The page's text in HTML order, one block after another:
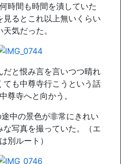
時間も時間を潰していた
見るとこれ以上無いくらい
天気だった。
だと恨み言を言いつつ晴れ
ても中尊寺行こうという話
尊寺へと向かう。
中の景色が非常にきれい
な写真を撮っていた。（エ
別ルート）